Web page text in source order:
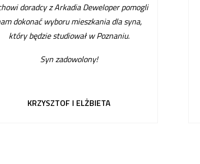
doradcy z Arkadia Deweloper pomogli
dokonać wyboru mieszkania dla syna,
który będzie studiował w Poznaniu.
Syn zadowolony!
KRZYSZTOF I ELŻBIETA